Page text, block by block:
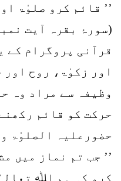
’’ قائم کرو صلوٰۃ
(سورۂ بقرہ آیت نمبر
قرآنی پروگرام کے
اور زکوٰۃ، روح اور
وظیفہ سے مراد وہ
حرکت کو قائم
حضورعلیہ الصلوٰۃ و
’’ جب تم نماز میں
کرو کہ ہم اﷲ